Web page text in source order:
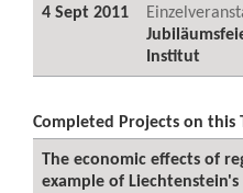
4 Sept 2011
Institut
Completed Projects on this
The economic effects of
example of Liechtenstein's